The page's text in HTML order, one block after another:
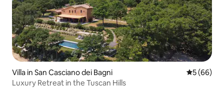
Villa in San Casciano dei Bagni
5 (66)
Luxury Retreat in the Tuscan Hills